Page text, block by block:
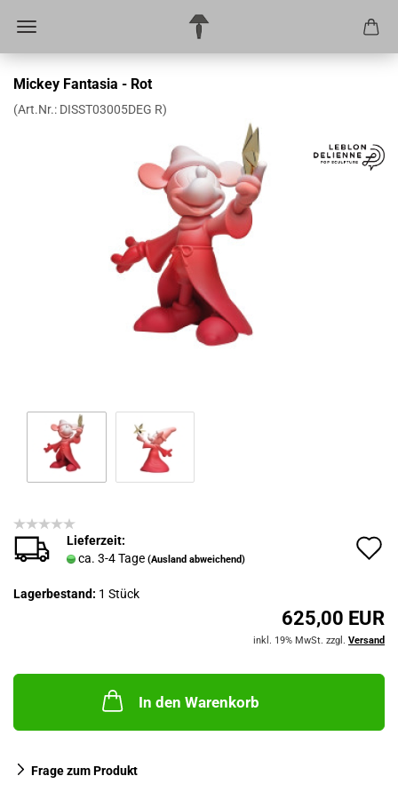
Mickey Fantasia - Rot
(Art.Nr.: DISST03005DEG R)
Lieferzeit:
ca. 3-4 Tage (Ausland abweichend)
Lagerbestand: 1 Stück
625,00 EUR
inkl. 19% MwSt. zzgl. Versand
In den Warenkorb
Frage zum Produkt